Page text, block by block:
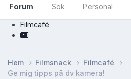
Forum Sök Personal
Filmcafé
Hem Filmsnack
Filmcafé
Ge mig tipps på dv kamera!